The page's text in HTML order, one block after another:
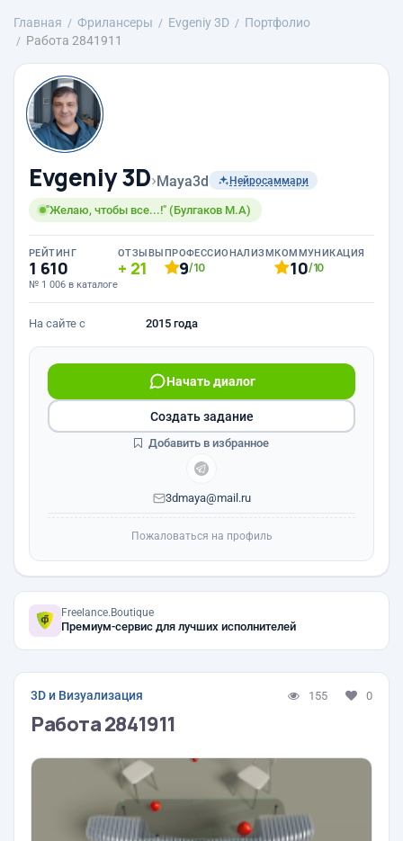
Главная Фрилансеры Evgeniy 3D
Портфолио
Работа 2841911
Evgeniy 3D›Maya3d Нейросаммари
"Желаю, чтобы все...!" (Булгаков М.А)
РЕЙТИНГ
1 610
№ 1 006 в каталоге
ОТЗЫВЫ
21
ПРОФЕССИОНАЛИЗМ
9/10
КОММУНИКАЦИЯ
10/10
На сайте с 2015 года
Начать диалог
3dmaya@mail.ru
Создать задание
Добавить в избранное
Пожаловаться на профиль
Freelance.Boutique
Премиум-сервис для лучших исполнителей
3D и Визуализация 155 0
Работа 2841911